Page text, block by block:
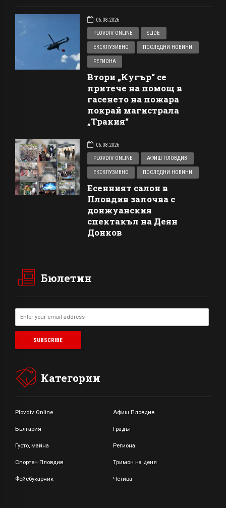
06.08.2026
PLOVDIV ONLINE
SLIDE
ЕКСКЛУЗИВНО ПОСЛЕДНИ НОВИНИ
РЕГИОНА
Втори „Кугър“ се
притече на помощ в
гасенето на пожара
покрай магистрала
„Тракия“
06.08.2026
PLOVDIV ONLINE
АФИШ ПЛОВДИВ
ЕКСКЛУЗИВНО ПОСЛЕДНИ НОВИНИ
Есенният салон в
Пловдив започва с
донжуанския
спектакъл на Деян
Донков
Бюлетин
Категории
Plovdiv Online Афиш Пловдив
България Градът
Густо, майна Региона
Спортен Пловдив Тримон на деня
Фейсбукарник Четива